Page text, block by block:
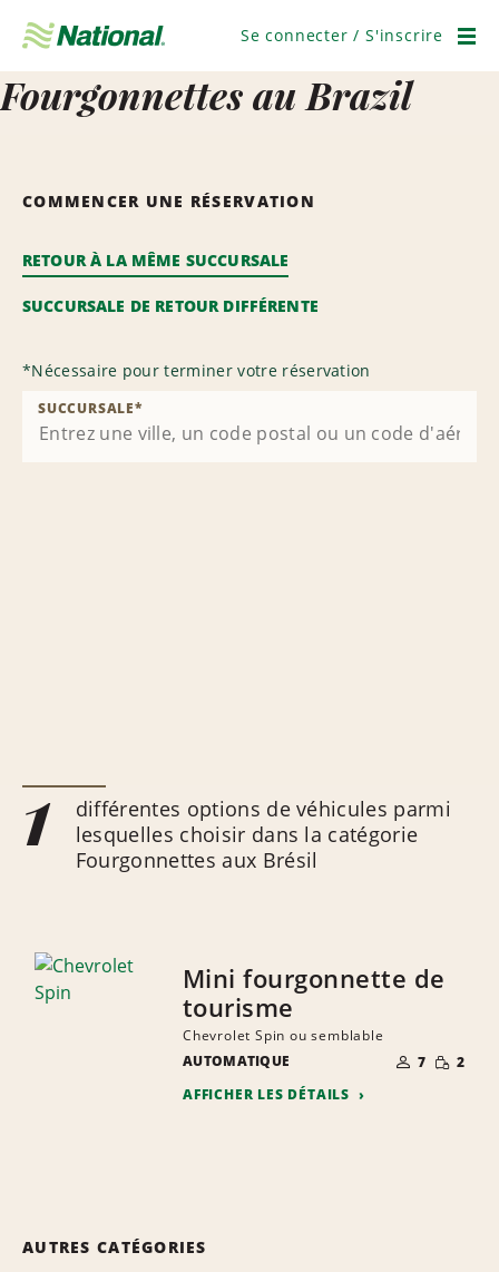
navigation
Se connecter / S'inscrire
Fourgonnettes au Brazil
COMMENCER UNE RÉSERVATION
RETOUR À LA MÊME SUCCURSALE
SUCCURSALE DE RETOUR DIFFÉRENTE
*Nécessaire pour terminer votre réservation
SUCCURSALE*
1
différentes options de véhicules parmi
lesquelles choisir dans la catégorie
Fourgonnettes aux Brésil
Mini fourgonnette de
tourisme
Chevrolet Spin ou semblable
AUTOMATIQUE
NOMBRE DE
PERSONNES
7 RÉDUITE
2
AFFICHER LES DÉTAILS
AUTRES CATÉGORIES